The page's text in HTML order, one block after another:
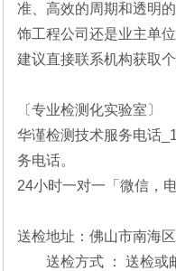
准、高效的周期和透明
饰工程公司还是业主单
建议直接联系机构获取个
〔专业检测化实验室〕
华谨检测技术服务电话
务电话。
24小时一对一「微信，
送检地址：佛山市南海
送检方式 ： 送检或